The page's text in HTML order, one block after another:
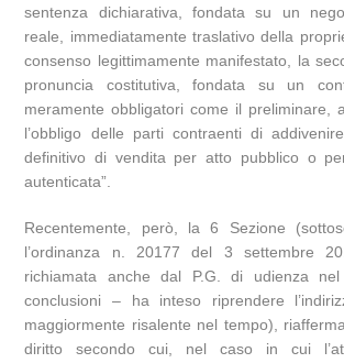
sentenza dichiarativa, fondata su un
reale, immediatamente traslativo della
consenso legittimamente manifestato, la
pronuncia costitutiva, fondata su un
meramente obbligatori come il preliminare,
l’obbligo delle parti contraenti di
definitivo di vendita per atto pubblico o
autenticata”.
Recentemente, però, la 6 Sezione
l’ordinanza n. 20177 del 3 settembre
richiamata anche dal P.G. di udienza
conclusioni – ha inteso riprendere
maggiormente risalente nel tempo),
diritto secondo cui, nel caso in cui